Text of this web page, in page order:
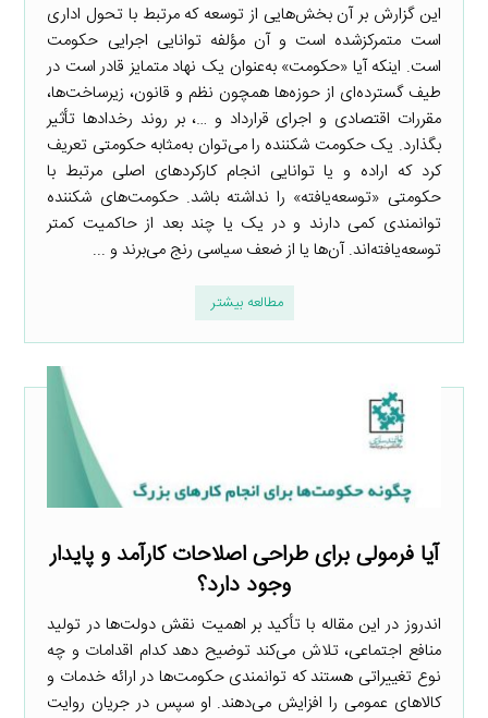
این گزارش بر آن بخش‌هایی از توسعه که مرتبط با تحول اداری
است متمرکزشده است و آن مؤلفه توانایی اجرایی حکومت
است. اینکه آیا «حکومت» به‌عنوان یک نهاد متمایز قادر است در
طیف گسترده‌ای از حوزه‌ها همچون نظم و قانون، زیرساخت‌ها،
مقررات اقتصادی و اجرای قرارداد و …، بر روند رخدادها تأثیر
بگذارد. یک حکومت شکننده را می‌توان به‌مثابه حکومتی تعریف
کرد که اراده و یا توانایی انجام کارکردهای اصلی مرتبط با
حکومتی «توسعه‌یافته» را نداشته باشد. حکومت‌های شکننده
توانمندی کمی دارند و در یک یا چند بعد از حاکمیت کمتر
توسعه‌یافته‌اند. آن‌ها یا از ضعف سیاسی رنج می‌برند و ...
مطالعه بیشتر
آیا فرمولی برای طراحی اصلاحات کارآمد و پایدار
وجود دارد؟
اندروز در این مقاله با تأکید بر اهمیت نقش دولت‌ها در تولید
منافع اجتماعی، تلاش می‌کند توضیح دهد کدام اقدامات و چه
نوع تغییراتی هستند که توانمندی حکومت‌ها در ارائه خدمات و
کالاهای عمومی را افزایش می‌دهند. او سپس در جریان روایت